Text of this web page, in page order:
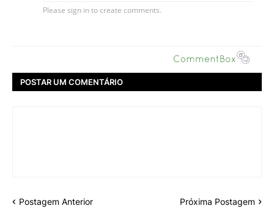
POSTAR UM COMENTÁRIO
Postagem Anterior Próxima Postagem